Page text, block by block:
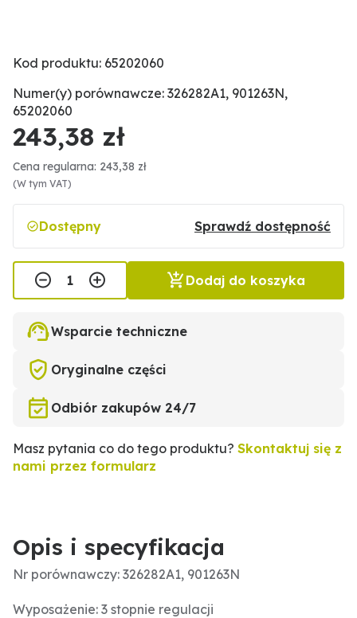
Kod produktu: 65202060
Numer(y) porównawcze: 326282A1, 901263N,
65202060
243,38 zł
Cena regularna: 243,38 zł
(W tym VAT)
Dostępny Sprawdź dostępność
Dodaj do koszyka
Wsparcie techniczne
Oryginalne części
Odbiór zakupów 24/7
Masz pytania co do tego produktu? Skontaktuj się z
nami przez formularz
Opis i specyfikacja
Nr porównawczy: 326282A1, 901263N
Wyposażenie: 3 stopnie regulacji